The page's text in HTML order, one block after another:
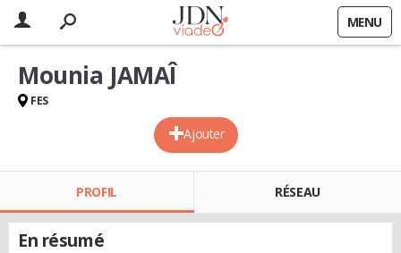
MENU
Ajouter
Mounia JAMAÎ
FES
PROFIL RÉSEAU
En résumé